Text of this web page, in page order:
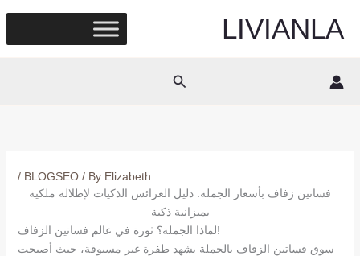
content
LIVIANLA
Search
/ BLOGSEO/ By Elizabeth
فساتين زفاف بأسعار الجملة: دليل العرائس الذكيات لإطلالة ملكية
بميزانية ذكية
لماذا الجملة؟ ثورة في عالم فساتين الزفاف!
سوق فساتين الزفاف بالجملة يشهد طفرة غير مسبوقة، حيث أصبحت